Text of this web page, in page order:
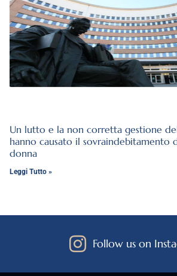
Un lutto e la non corretta gestione
hanno causato il sovraindebitamento
donna
Leggi Tutto »
Follow us on